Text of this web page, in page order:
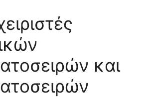
και